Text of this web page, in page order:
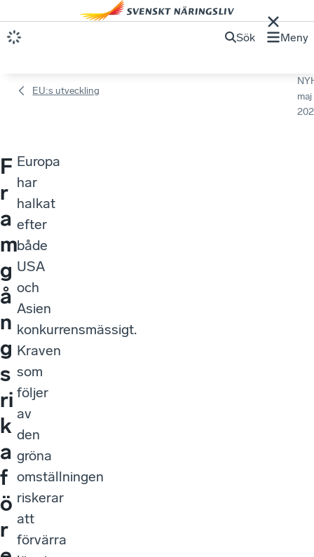
Sök Meny
EU:s utveckling
maj
F
r
a
m
g
å
n
g
s
ri
k
a
f
ö
r
Europa
har
halkat
efter
både
USA
och
Asien
konkurrensmässigt.
Kraven
som
följer
av
den
gröna
omställningen
riskerar
att
förvärra